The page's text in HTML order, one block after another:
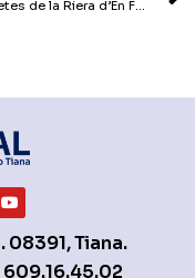
Les casetes de la Riera d’En Font, els primers habitatges socials de Tiana
Tiana.
609.16.45.02